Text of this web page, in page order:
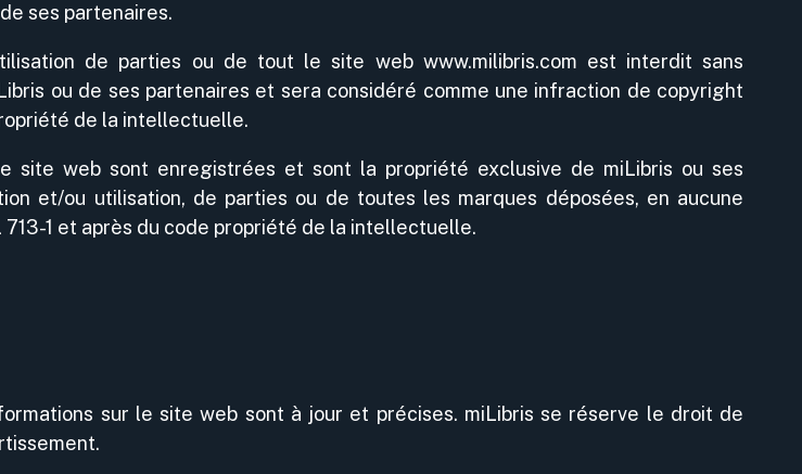
ses partenaires.
de parties ou de tout le site web www.milibris.com est interdit sans
ou de ses partenaires et sera considéré comme une infraction de copyright
de la intellectuelle.
site web sont enregistrées et sont la propriété exclusive de miLibris ou ses
et/ou utilisation, de parties ou de toutes les marques déposées, en aucune
1 et après du code propriété de la intellectuelle.
sur le site web sont à jour et précises. miLibris se réserve le droit de